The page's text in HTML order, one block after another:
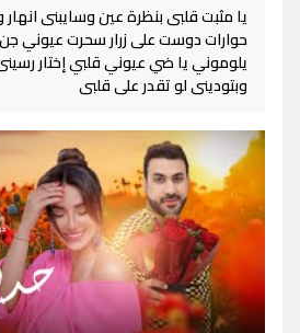
يا مثبت قلبى بنظرة عين وسايبنى
حوارات دوست على زرار سحرت عيوني جن
يلوموني يا ضي عيوني قلبي إختار
وبتودينى لو تقدر على قلبى